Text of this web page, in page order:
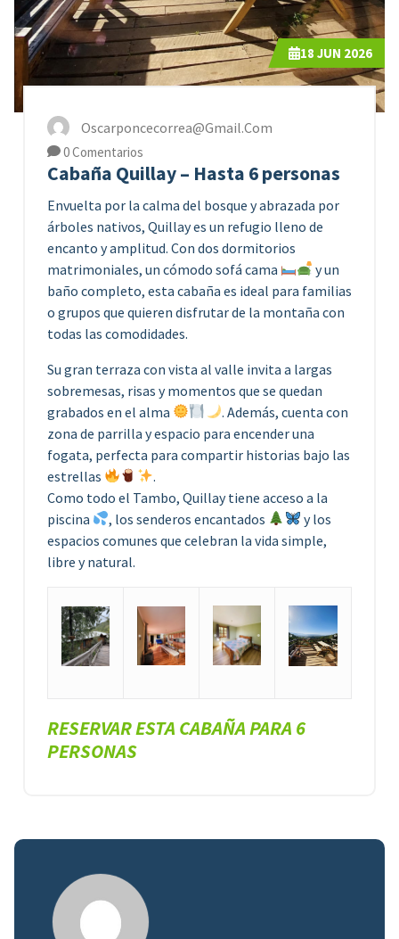
18 JUN 2026
Oscarponcecorrea@gmail.com
0 Comentarios
Cabaña Quillay – Hasta 6 personas
Envuelta por la calma del bosque y abrazada por
árboles nativos, Quillay es un refugio lleno de
encanto y amplitud. Con dos dormitorios
matrimoniales, un cómodo sofá cama
y un
baño completo, esta cabaña es ideal para familias
o grupos que quieren disfrutar de la montaña con
todas las comodidades.
Su gran terraza con vista al valle invita a largas
sobremesas, risas y momentos que se quedan
grabados en el alma
. Además, cuenta con
zona de parrilla y espacio para encender una
fogata, perfecta para compartir historias bajo las
estrellas
.
Como todo el Tambo, Quillay tiene acceso a la
piscina
, los senderos encantados
y los
espacios comunes que celebran la vida simple,
libre y natural.
RESERVAR ESTA CABAÑA PARA 6
PERSONAS